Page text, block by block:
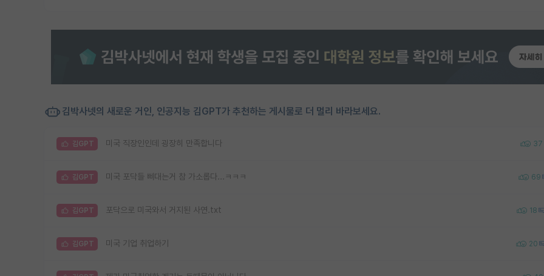
김박사넷의 새로운 거인, 인공지능 김GPT가 추천하는 게시물로 더 멀리 바라보세요.
김GPT 미국 직장인인데 굉장히 만족합니다 37
김GPT 미국 포닥들 삐대는거 참 가소롭다...ㅋㅋㅋ 69
김GPT 포닥으로 미국와서 거지된 사연.txt 18
김GPT 미국 기업 취업하기 20